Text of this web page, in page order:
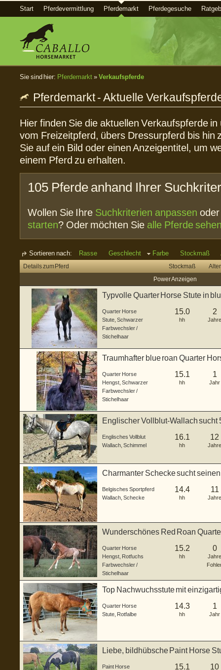
Start Pferdevermittlung Pferdemarkt Pferdegesuche
Sie sind hier: Pferdemarkt » Verkaufspferde
Pferdemarkt - Aktuelle
Hier finden Sie die aktuellen Verkaufspferde
vom Freizeitpferd, übers Dressurpferd bis hin
Sie auf ein Bild oder einen Anzeigentitel, um
einem Pferd zu erhalten.
105 Pferde anhand Ihrer
Wollen Sie Ihre Suchkriterien anpassen
starten? Oder möchten Sie alle Pferde
Sortieren nach: Rasse Geschlecht Farbe Stockmaß
Details zum Pferd Stockmaß
Alter
Power Anzeigen
Typvolle Quarter Horse Stute in
Quarter Horse
Stute Schwarzer
Farbwechsler /
Stichelhaar
15.0
hh
2
Jahre
Traumhafter blue roan Quarter
Quarter Horse
Hengst Schwarzer
Farbwechsler /
Stichelhaar
15.1
hh
1
Jahr
Englischer Vollblut-Wallach sucht
Englisches Vollblut
Wallach Schimmel
16.1
hh
12
Jahre
Charmanter Schecke sucht
Belgisches Sportpferd
Wallach Schecke
14.4
hh
11
Jahre
Wunderschönes Red Roan
Quarter Horse
Hengst Rotfuchs
Farbwechsler /
Stichelhaar
15.2
hh
0
Jahre
Top Nachwuchsstute mit
Quarter Horse
Stute Rotfalbe
14.3
hh
1
Jahr
Liebe, bildhübsche Paint Horse
Paint Horse
15.1 10